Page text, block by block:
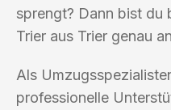
sprengt? Dann bist
Trier aus Trier genau
Als
professionelle